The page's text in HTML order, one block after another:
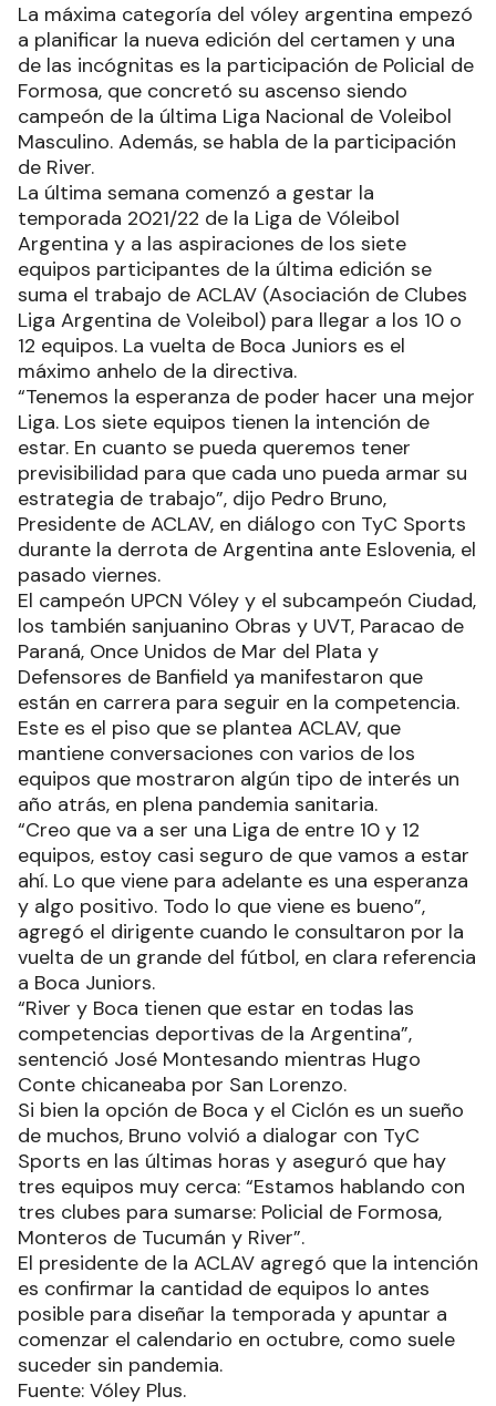
La máxima categoría del vóley argentina empezó
a planificar la nueva edición del certamen y una
de las incógnitas es la participación de Policial de
Formosa, que concretó su ascenso siendo
campeón de la última Liga Nacional de Voleibol
Masculino. Además, se habla de la participación
de River.
La última semana comenzó a gestar la
temporada 2021/22 de la Liga de Vóleibol
Argentina y a las aspiraciones de los siete
equipos participantes de la última edición se
suma el trabajo de ACLAV (Asociación de Clubes
Liga Argentina de Voleibol) para llegar a los 10 o
12 equipos. La vuelta de Boca Juniors es el
máximo anhelo de la directiva.
“Tenemos la esperanza de poder hacer una mejor
Liga. Los siete equipos tienen la intención de
estar. En cuanto se pueda queremos tener
previsibilidad para que cada uno pueda armar su
estrategia de trabajo”, dijo Pedro Bruno,
Presidente de ACLAV, en diálogo con TyC Sports
durante la derrota de Argentina ante Eslovenia, el
pasado viernes.
El campeón UPCN Vóley y el subcampeón Ciudad,
los también sanjuanino Obras y UVT, Paracao de
Paraná, Once Unidos de Mar del Plata y
Defensores de Banfield ya manifestaron que
están en carrera para seguir en la competencia.
Este es el piso que se plantea ACLAV, que
mantiene conversaciones con varios de los
equipos que mostraron algún tipo de interés un
año atrás, en plena pandemia sanitaria.
“Creo que va a ser una Liga de entre 10 y 12
equipos, estoy casi seguro de que vamos a estar
ahí. Lo que viene para adelante es una esperanza
y algo positivo. Todo lo que viene es bueno”,
agregó el dirigente cuando le consultaron por la
vuelta de un grande del fútbol, en clara referencia
a Boca Juniors.
“River y Boca tienen que estar en todas las
competencias deportivas de la Argentina”,
sentenció José Montesando mientras Hugo
Conte chicaneaba por San Lorenzo.
Si bien la opción de Boca y el Ciclón es un sueño
de muchos, Bruno volvió a dialogar con TyC
Sports en las últimas horas y aseguró que hay
tres equipos muy cerca: “Estamos hablando con
tres clubes para sumarse: Policial de Formosa,
Monteros de Tucumán y River”.
El presidente de la ACLAV agregó que la intención
es confirmar la cantidad de equipos lo antes
posible para diseñar la temporada y apuntar a
comenzar el calendario en octubre, como suele
suceder sin pandemia.
Fuente: Vóley Plus.